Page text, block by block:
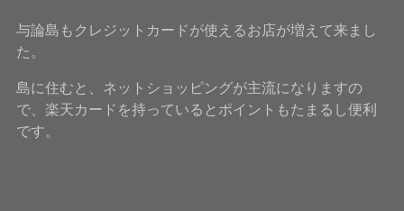
与論島もクレジットカードが使えるお店が増えて来まし
た。
島に住むと、ネットショッピングが主流になりますの
で、楽天カードを持っているとポイントもたまるし便利
です。